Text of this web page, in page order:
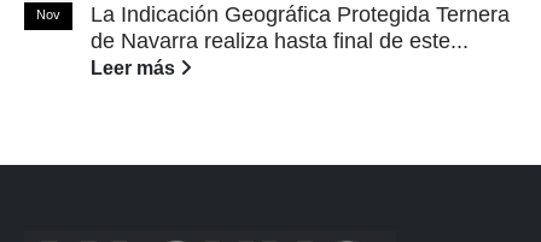
Nov
La Indicación Geográfica Protegida Ternera
de Navarra realiza hasta final de este...
Leer más